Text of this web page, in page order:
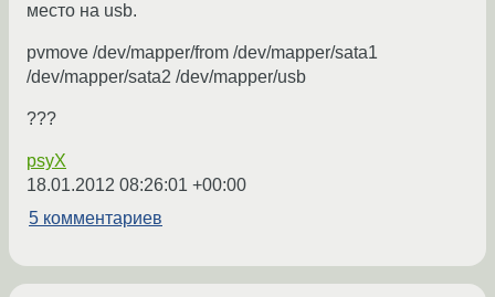
место на usb.
pvmove /dev/mapper/from /dev/mapper/sata1
/dev/mapper/sata2 /dev/mapper/usb
???
psyX
18.01.2012 08:26:01 +00:00
5 комментариев